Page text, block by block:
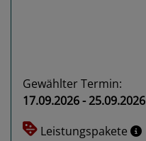
Gewählter Termin:
17.09.2026 - 25.09.2026
Leistungspakete